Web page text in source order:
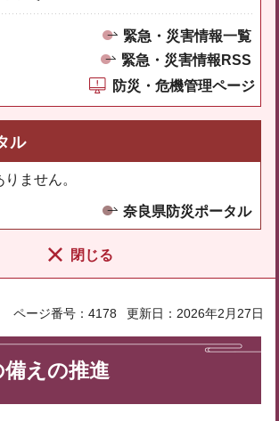
緊急・災害情報一覧
緊急・災害情報RSS
防災・危機管理ページ
ル
ません。
奈良県防災ポータル
閉じる
ページ番号：4178 更新日：2026年2月27日
備えの推進